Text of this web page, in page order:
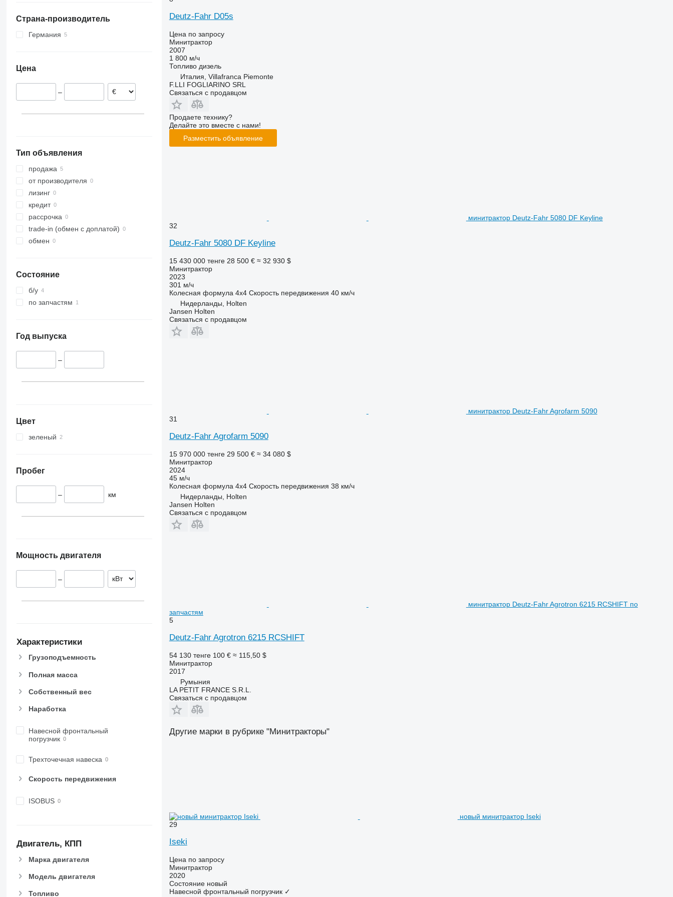
Италия
Германия
Страна-производитель
Германия
Цена
–
Тип объявления
продажа
от производителя
лизинг
кредит
рассрочка
trade-in (обмен с доплатой)
обмен
Состояние
б/у
по запчастям
Год выпуска
–
Цвет
зеленый
Пробег
– км
Мощность двигателя
–
Характеристики
Грузоподъемность
Полная масса
Собственный вес
Наработка
Навесной фронтальный
погрузчик
Трехточечная навеска
Скорость передвижения
ISOBUS
Двигатель, КПП
Марка двигателя
Модель двигателя
Топливо
Deutz-Fahr D05s
Цена по запросу
Минитрактор
2007
1 800 м/ч
Топливо дизель
Италия, Villafranca Piemonte
F.LLI FOGLIARINO SRL
Связаться с продавцом
Продаете технику?
Делайте это вместе с нами!
Разместить объявление
минитрактор Deutz-Fahr 5080 DF Keyline
32
Deutz-Fahr 5080 DF Keyline
15 430 000 тенге 28 500 € ≈ 32 930 $
Минитрактор
2023
301 м/ч
Колесная формула 4x4 Скорость передвижения 40 км/ч
Нидерланды, Holten
Jansen Holten
Связаться с продавцом
минитрактор Deutz-Fahr Agrofarm 5090
31
Deutz-Fahr Agrofarm 5090
15 970 000 тенге 29 500 € ≈ 34 080 $
Минитрактор
2024
45 м/ч
Колесная формула 4x4 Скорость передвижения 38 км/ч
Нидерланды, Holten
Jansen Holten
Связаться с продавцом
минитрактор Deutz-Fahr Agrotron 6215 RCSHIFT по
запчастям
5
Deutz-Fahr Agrotron 6215 RCSHIFT
54 130 тенге 100 € ≈ 115,50 $
Минитрактор
2017
Румыния
LA PETIT FRANCE S.R.L.
Связаться с продавцом
Другие марки в рубрике "Минитракторы"
новый минитрактор Iseki
29
Iseki
Цена по запросу
Минитрактор
2020
Состояниеновый
Навесной фронтальный погрузчик ✓